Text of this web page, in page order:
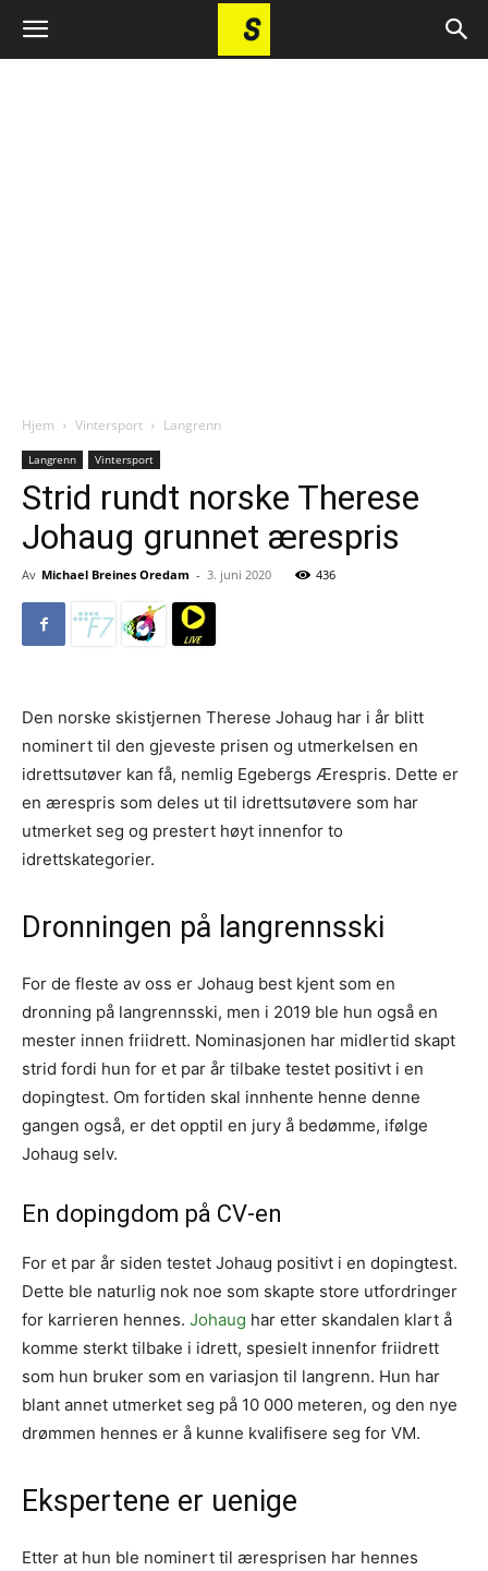
Hjem Vintersport Langrenn
Langrenn Vintersport
Strid rundt norske Therese
Johaug grunnet ærespris
Av Michael Breines Oredam - 3. juni 2020 436
Den norske skistjernen Therese Johaug har i år blitt
nominert til den gjeveste prisen og utmerkelsen en
idrettsutøver kan få, nemlig Egebergs Ærespris. Dette er
en ærespris som deles ut til idrettsutøvere som har
utmerket seg og prestert høyt innenfor to
idrettskategorier.
Dronningen på langrennsski
For de fleste av oss er Johaug best kjent som en
dronning på langrennsski, men i 2019 ble hun også en
mester innen friidrett. Nominasjonen har midlertid skapt
strid fordi hun for et par år tilbake testet positivt i en
dopingtest. Om fortiden skal innhente henne denne
gangen også, er det opptil en jury å bedømme, ifølge
Johaug selv.
En dopingdom på CV-en
For et par år siden testet Johaug positivt i en dopingtest.
Dette ble naturlig nok noe som skapte store utfordringer
for karrieren hennes. Johaug har etter skandalen klart å
komme sterkt tilbake i idrett, spesielt innenfor friidrett
som hun bruker som en variasjon til langrenn. Hun har
blant annet utmerket seg på 10 000 meteren, og den nye
drømmen hennes er å kunne kvalifisere seg for VM.
Ekspertene er uenige
Etter at hun ble nominert til æresprisen har hennes